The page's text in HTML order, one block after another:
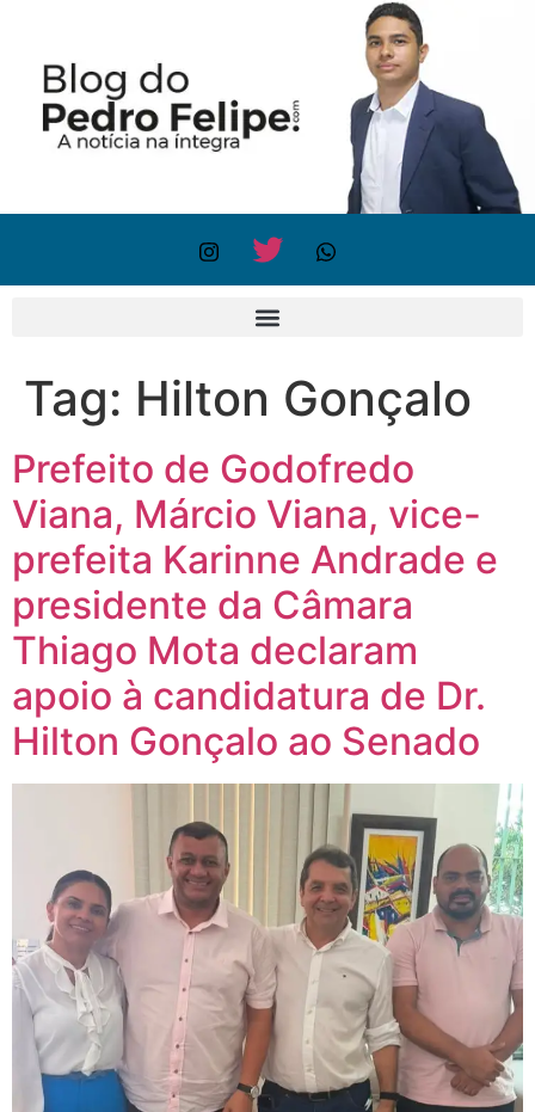
Tag: Hilton Gonçalo
Prefeito de Godofredo
Viana, Márcio Viana, vice-
prefeita Karinne Andrade e
presidente da Câmara
Thiago Mota declaram
apoio à candidatura de Dr.
Hilton Gonçalo ao Senado